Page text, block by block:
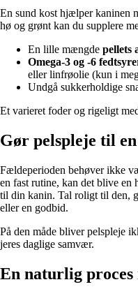
En sund kost hjælper kaninen
hø og grønt kan du supplere
En lille mængde pellets
Omega-3 og -6
eller linfrøolie (kun i
Undgå sukkerholdige
Et varieret foder og rigeligt
Gør pelspleje til
Fældeperioden behøver ikke
en fast rutine, kan det blive en
til din kanin. Tal roligt til den,
eller en godbid.
På den måde bliver pelspleje
jeres daglige samvær.
En naturlig